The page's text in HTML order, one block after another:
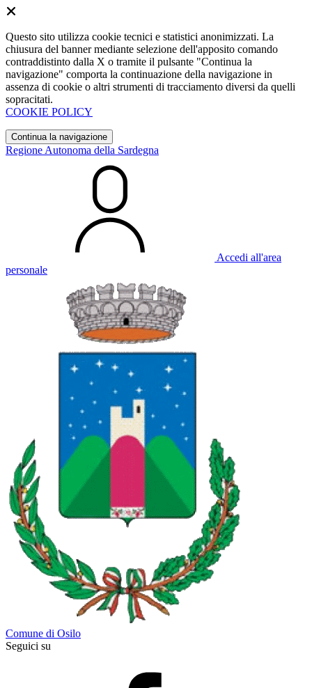
Questo sito utilizza cookie tecnici e statistici anonimizzati. La
chiusura del banner mediante selezione dell'apposito comando
contraddistinto dalla X o tramite il pulsante "Continua la
navigazione" comporta la continuazione della navigazione in
assenza di cookie o altri strumenti di tracciamento diversi da quelli
sopracitati.
COOKIE POLICY
Continua la navigazione
Regione Autonoma della Sardegna
Accedi all'area
personale
Comune di Osilo
Seguici su